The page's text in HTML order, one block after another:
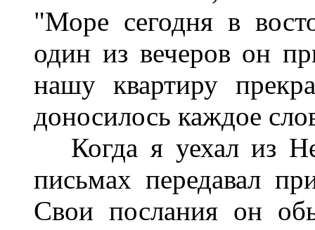
"Море сегодня в
один из вечеров он
нашу квартиру
доносилось каждое
Когда я уехал из
письмах передавал
Свои послания он